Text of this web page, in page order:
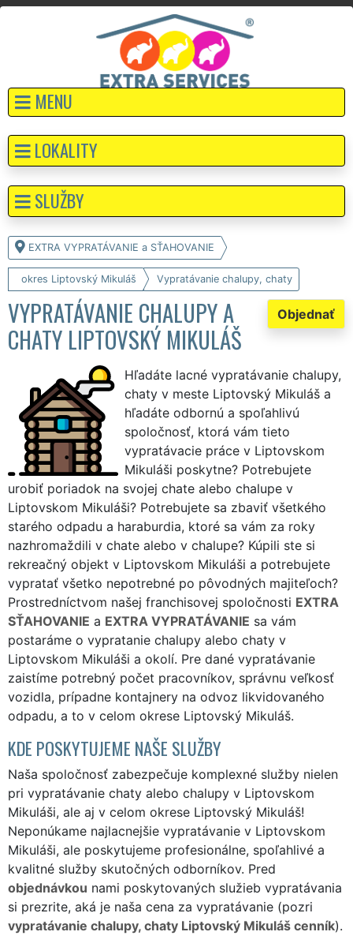
MENU
EXTRA VYPRATÁVANIE a SŤAHOVANIE
okres Liptovský Mikuláš Vypratávanie chalupy, chaty
Objednať
VYPRATÁVANIE CHALUPY A
CHATY LIPTOVSKÝ MIKULÁŠ
Hľadáte lacné vypratávanie chalupy,
chaty v meste Liptovský Mikuláš a
hľadáte odbornú a spoľahlivú
spoločnosť, ktorá vám tieto
vypratávacie práce v Liptovskom
Mikuláši poskytne? Potrebujete
urobiť poriadok na svojej chate alebo chalupe v
Liptovskom Mikuláši? Potrebujete sa zbaviť všetkého
starého odpadu a haraburdia, ktoré sa vám za roky
nazhromaždili v chate alebo v chalupe? Kúpili ste si
rekreačný objekt v Liptovskom Mikuláši a potrebujete
vypratať všetko nepotrebné po pôvodných majiteľoch?
Prostredníctvom našej franchisovej spoločnosti EXTRA
SŤAHOVANIE a EXTRA VYPRATÁVANIE sa vám
postaráme o vypratanie chalupy alebo chaty v
Liptovskom Mikuláši a okolí. Pre dané vypratávanie
zaistíme potrebný počet pracovníkov, správnu veľkosť
vozidla, prípadne kontajnery na odvoz likvidovaného
odpadu, a to v celom okrese Liptovský Mikuláš.
KDE POSKYTUJEME NAŠE SLUŽBY
Naša spoločnosť zabezpečuje komplexné služby nielen
pri vypratávanie chaty alebo chalupy v Liptovskom
Mikuláši, ale aj v celom okrese Liptovský Mikuláš!
Neponúkame najlacnejšie vypratávanie v Liptovskom
Mikuláši, ale poskytujeme profesionálne, spoľahlivé a
kvalitné služby skutočných odborníkov. Pred
objednávkou nami poskytovaných služieb vypratávania
si prezrite, aká je naša cena za vypratávanie (pozri
vypratávanie chalupy, chaty Liptovský Mikuláš cenník).
LOKALITY
SLUŽBY